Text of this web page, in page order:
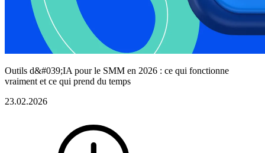
Outils d&#039;IA pour le SMM en 2026 : ce qui fonctionne
vraiment et ce qui prend du temps
23.02.2026